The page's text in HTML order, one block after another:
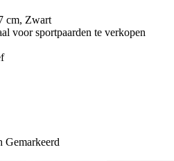
cm, Zwart
voor sportpaarden te verkopen
Gemarkeerd